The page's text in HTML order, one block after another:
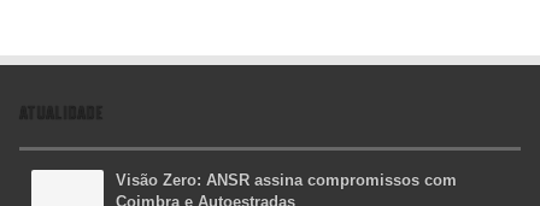
ATUALIDADE
Visão Zero: ANSR assina compromissos com
Coimbra e Autoestradas